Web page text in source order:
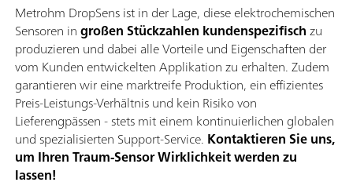
Metrohm DropSens ist in der Lage, diese elektrochemischen
Sensoren ingroßen Stückzahlen kundenspezifischzu
produzieren und dabei alle Vorteile und Eigenschaften der
vom Kunden entwickelten Applikation zu erhalten. Zudem
garantieren wir eine marktreife Produktion, ein effizientes
Preis-Leistungs-Verhältnis und kein Risiko von
Lieferengpässen - stets mit einem kontinuierlichen globalen
und spezialisierten Support-Service. Kontaktieren Sie uns,
um Ihren Traum-Sensor Wirklichkeit werden zu
lassen!